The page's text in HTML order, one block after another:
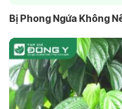
Bị Phong Ngứa Không